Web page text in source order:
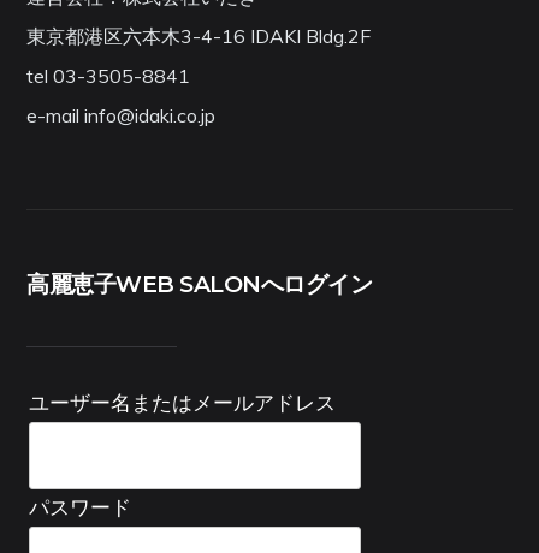
東京都港区六本木3-4-16 IDAKI Bldg.2F
tel 03-3505-8841
e-mail info@idaki.co.jp
高麗恵子WEB SALONへログイン
ユーザー名またはメールアドレス
パスワード